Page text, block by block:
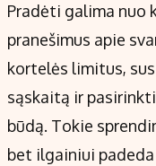
Pradėti galima nuo
pranešimus apie
kortelės limitus,
sąskaitą ir
būdą. Tokie
bet ilgainiui